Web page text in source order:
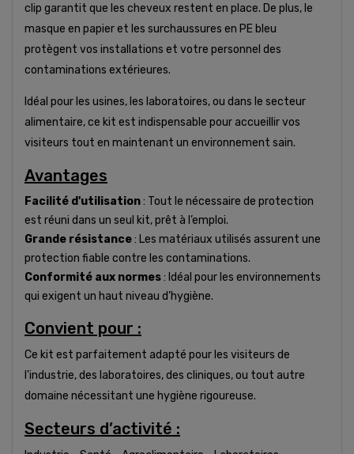
clip garantit que les cheveux restent en place. De plus, le
masque en papier et les surchaussures en PE bleu
protègent vos installations et votre personnel des
contaminations extérieures.
Idéal pour les usines, les laboratoires, ou dans le secteur
alimentaire, ce kit est indispensable pour accueillir vos
visiteurs tout en maintenant un environnement sain.
Avantages
Facilité d'utilisation: Tout le nécessaire de protection
est réuni dans un seul kit, prêt à l’emploi.
Grande résistance: Les matériaux utilisés assurent une
protection fiable contre les contaminations.
Conformité aux normes: Idéal pour les environnements
qui exigent un haut niveau d’hygiène.
Convient pour :
Ce kit est parfaitement adapté pour les visiteurs de
l'industrie, des laboratoires, des cliniques, ou tout autre
domaine nécessitant une hygiène rigoureuse.
Secteurs d’activité :